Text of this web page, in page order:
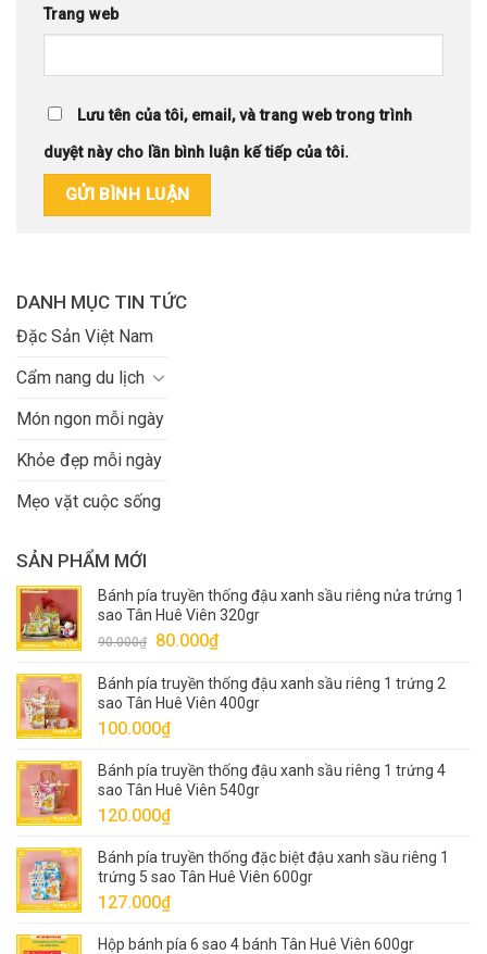
Trang web
Lưu tên của tôi, email, và trang web trong trình
duyệt này cho lần bình luận kế tiếp của tôi.
DANH MỤC TIN TỨC
Đặc Sản Việt Nam
Cẩm nang du lịch
Món ngon mỗi ngày
Khỏe đẹp mỗi ngày
Mẹo vặt cuộc sống
SẢN PHẨM MỚI
Bánh pía truyền thống đậu xanh sầu riêng nửa trứng 1
sao Tân Huê Viên 320gr
90.000₫
Giá
là:
90.000₫.
80.000₫Giá
tại
là:
Bánh pía truyền thống đậu xanh sầu riêng 1 trứng 2
sao Tân Huê Viên 400gr
100.000₫
Bánh pía truyền thống đậu xanh sầu riêng 1 trứng 4
sao Tân Huê Viên 540gr
120.000₫
Bánh pía truyền thống đặc biệt đậu xanh sầu riêng 1
trứng 5 sao Tân Huê Viên 600gr
127.000₫
Hộp bánh pía 6 sao 4 bánh Tân Huê Viên 600gr